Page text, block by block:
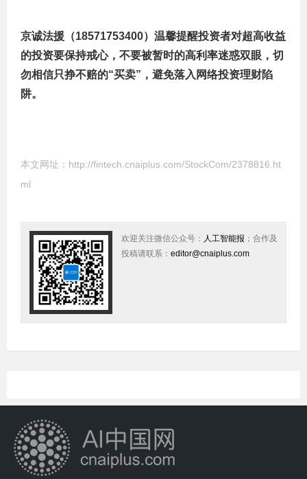
京诚法援（18571753400）温馨提醒投资者对超高收益
的投资要保持戒心，不要被暂时的高利率迷惑双眼，切
勿相信只挣不赔的“买卖”，避免落入网络投资理财陷
阱。
本文网址： http://fintech.cnaiplus.com/StockCom/2378816.ht
ml
欢迎关注微信公众号： 人工智能报 ；合作及
投稿请联系： editor@cnaiplus.com